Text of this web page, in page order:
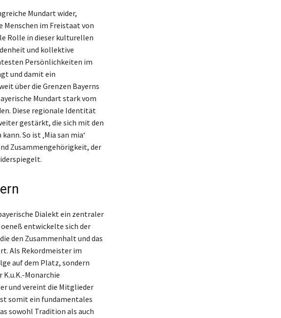
Mundart wider,
Menschen im Freistaat von
Rolle in dieser kulturellen
und kollektive
Persönlichkeiten im
und damit ein
über die Grenzen Bayerns
Mundart stark vom
Diese regionale Identität
gestärkt, die sich mit den
So ist ‚Mia san mia‘
Zusammengehörigkeit, der
Dialekt ein zentraler
entwickelte sich der
den Zusammenhalt und das
Als Rekordmeister im
auf dem Platz, sondern
K.u.K.-Monarchie
und vereint die Mitglieder
somit ein fundamentales
sowohl Tradition als auch